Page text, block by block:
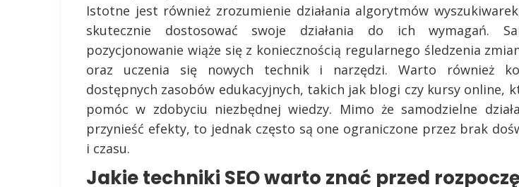
Istotne jest również zrozumienie działania algorytmów
skutecznie dostosować swoje działania do ich wymagań.
pozycjonowanie wiąże się z koniecznością regularnego śledzenia
oraz uczenia się nowych technik i narzędzi. Warto również
dostępnych zasobów edukacyjnych, takich jak blogi czy kursy online,
pomóc w zdobyciu niezbędnej wiedzy. Mimo że samodzielne
przynieść efekty, to jednak często są one ograniczone przez brak
i czasu.
Jakie techniki SEO warto znać przed